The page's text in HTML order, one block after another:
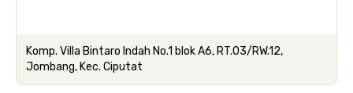
Komp. Villa Bintaro Indah No.1 blok A6, RT.03/RW.12,
Jombang, Kec. Ciputat